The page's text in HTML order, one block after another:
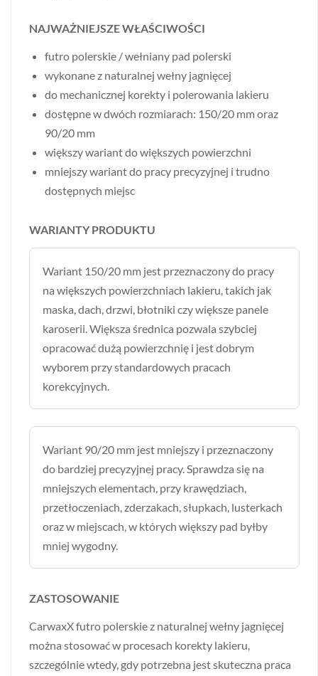
NAJWAŻNIEJSZE WŁAŚCIWOŚCI
futro polerskie / wełniany pad polerski
wykonane z naturalnej wełny jagnięcej
do mechanicznej korekty i polerowania lakieru
dostępne w dwóch rozmiarach: 150/20 mm oraz
90/20 mm
większy wariant do większych powierzchni
mniejszy wariant do pracy precyzyjnej i trudno
dostępnych miejsc
WARIANTY PRODUKTU
Wariant 150/20 mm jest przeznaczony do pracy
na większych powierzchniach lakieru, takich jak
maska, dach, drzwi, błotniki czy większe panele
karoserii. Większa średnica pozwala szybciej
opracować dużą powierzchnię i jest dobrym
wyborem przy standardowych pracach
korekcyjnych.
Wariant 90/20 mm jest mniejszy i przeznaczony
do bardziej precyzyjnej pracy. Sprawdza się na
mniejszych elementach, przy krawędziach,
przetłoczeniach, zderzakach, słupkach, lusterkach
oraz w miejscach, w których większy pad byłby
mniej wygodny.
ZASTOSOWANIE
CarwaxX futro polerskie z naturalnej wełny jagnięcej
można stosować w procesach korekty lakieru,
szczególnie wtedy, gdy potrzebna jest skuteczna praca